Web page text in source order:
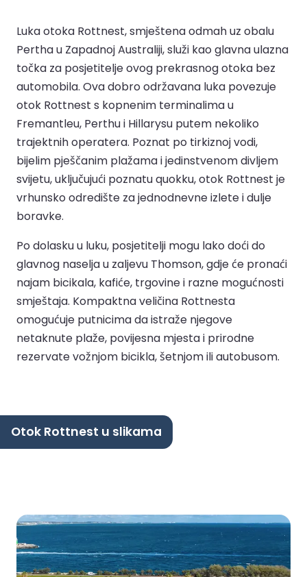
Luka otoka Rottnest, smještena odmah uz obalu
Pertha u Zapadnoj Australiji, služi kao glavna ulazna
točka za posjetitelje ovog prekrasnog otoka bez
automobila. Ova dobro održavana luka povezuje
otok Rottnest s kopnenim terminalima u
Fremantleu, Perthu i Hillarysu putem nekoliko
trajektnih operatera. Poznat po tirkiznoj vodi,
bijelim pješčanim plažama i jedinstvenom divljem
svijetu, uključujući poznatu quokku, otok Rottnest je
vrhunsko odredište za jednodnevne izlete i dulje
boravke.
Po dolasku u luku, posjetitelji mogu lako doći do
glavnog naselja u zaljevu Thomson, gdje će pronaći
najam bicikala, kafiće, trgovine i razne mogućnosti
smještaja. Kompaktna veličina Rottnesta
omogućuje putnicima da istraže njegove
netaknute plaže, povijesna mjesta i prirodne
rezervate vožnjom bicikla, šetnjom ili autobusom.
Otok Rottnest u slikama